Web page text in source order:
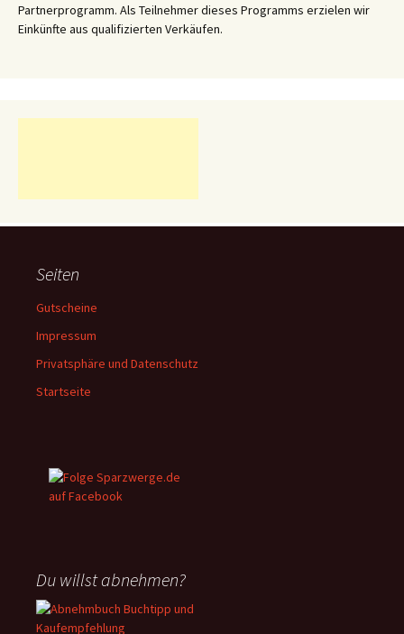
Partnerprogramm. Als Teilnehmer dieses Programms erzielen wir
Einkünfte aus qualifizierten Verkäufen.
Seiten
Gutscheine
Impressum
Privatsphäre und Datenschutz
Startseite
Du willst abnehmen?